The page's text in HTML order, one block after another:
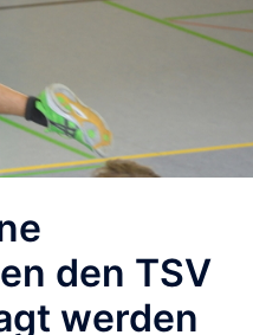
den TSV
werden